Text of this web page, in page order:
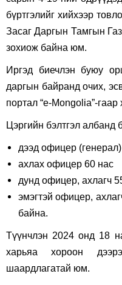
бүртгэлийг хийхээр
Засаг Даргын Тамгын
зохиож байна юм.
Иргэд биечлэн буюу
даргын байранд очих,
портал “e-Mongolia”-гаар
Цэргийн бэлтгэл албанд
дээд офицер
ахлах офицер 60 нас
дунд офицер, ахлагч
эмэгтэй офицер,
байна.
Түүнчлэн 2024 онд 18
харьяа хороон
шаардлагатай юм.